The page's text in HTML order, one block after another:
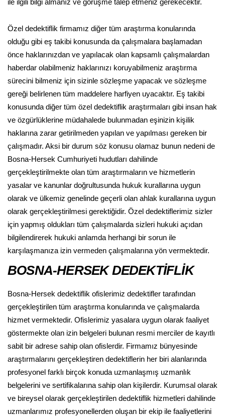
ile ilgili bilgi almanız ve görüşme talep etmeniz gerekecektir.
Özel dedektiflik firmamız diğer tüm araştırma konularında
olduğu gibi eş takibi konusunda da çalışmalara başlamadan
önce haklarınızdan ve yapılacak olan kapsamlı çalışmalardan
haberdar olabilmeniz haklarınızı koruyabilmeniz araştırma
sürecini bilmeniz için sizinle sözleşme yapacak ve sözleşme
gereği belirlenen tüm maddelere harfiyen uyacaktır. Eş takibi
konusunda diğer tüm özel dedektiflik araştırmaları gibi insan hak
ve özgürlüklerine müdahalede bulunmadan eşinizin kişilik
haklarına zarar getirilmeden yapılan ve yapılması gereken bir
çalışmadır. Aksi bir durum söz konusu olamaz bunun nedeni de
Bosna-Hersek Cumhuriyeti hudutları dahilinde
gerçekleştirilmekte olan tüm araştırmaların ve hizmetlerin
yasalar ve kanunlar doğrultusunda hukuk kurallarına uygun
olarak ve ülkemiz genelinde geçerli olan ahlak kurallarına uygun
olarak gerçekleştirilmesi gerektiğidir. Özel dedektiflerimiz sizler
için yapmış oldukları tüm çalışmalarda sizleri hukuki açıdan
bilgilendirerek hukuki anlamda herhangi bir sorun ile
karşılaşmanıza izin vermeden çalışmalarına yön vermektedir.
BOSNA-HERSEK DEDEKTİFLİK
Bosna-Hersek dedektiflik ofislerimiz dedektifler tarafından
gerçekleştirilen tüm araştırma konularında ve çalışmalarda
hizmet vermektedir. Ofislerimiz yasalara uygun olarak faaliyet
göstermekte olan izin belgeleri bulunan resmi merciler de kayıtlı
sabit bir adrese sahip olan ofislerdir. Firmamız bünyesinde
araştırmalarını gerçekleştiren dedektiflerin her biri alanlarında
profesyonel farklı birçok konuda uzmanlaşmış uzmanlık
belgelerini ve sertifikalarına sahip olan kişilerdir. Kurumsal olarak
ve bireysel olarak gerçekleştirilen dedektiflik hizmetleri dahilinde
uzmanlarımız profesyonellerden oluşan bir ekip ile faaliyetlerini